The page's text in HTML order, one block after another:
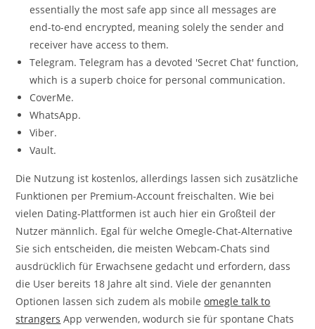
essentially the most safe app since all messages are
end-to-end encrypted, meaning solely the sender and
receiver have access to them.
Telegram. Telegram has a devoted 'Secret Chat' function,
which is a superb choice for personal communication.
CoverMe.
WhatsApp.
Viber.
Vault.
Die Nutzung ist kostenlos, allerdings lassen sich zusätzliche
Funktionen per Premium-Account freischalten. Wie bei
vielen Dating-Plattformen ist auch hier ein Großteil der
Nutzer männlich. Egal für welche Omegle-Chat-Alternative
Sie sich entscheiden, die meisten Webcam-Chats sind
ausdrücklich für Erwachsene gedacht und erfordern, dass
die User bereits 18 Jahre alt sind. Viele der genannten
Optionen lassen sich zudem als mobileomegle talk to
strangers App verwenden, wodurch sie für spontane Chats